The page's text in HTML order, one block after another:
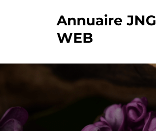
Annuaire JNG
WEB